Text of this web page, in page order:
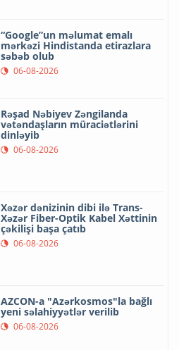
“Google”un məlumat emalı
mərkəzi Hindistanda etirazlara
səbəb olub
06-08-2026
Rəşad Nəbiyev Zəngilanda
vətəndaşların müraciətlərini
dinləyib
06-08-2026
Xəzər dənizinin dibi ilə Trans-
Xəzər Fiber-Optik Kabel Xəttinin
çəkilişi başa çatıb
06-08-2026
AZCON-a "Azərkosmos"la bağlı
yeni səlahiyyətlər verilib
06-08-2026